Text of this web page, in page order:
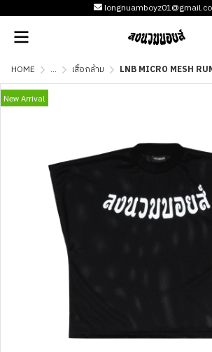
HOME ... เสื้อกล้าม LNB MICRO MESH
New Arrival